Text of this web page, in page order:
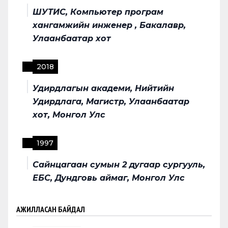
ШУТИС, Компьютер програм
хангамжийн инженер , Бакалавр,
Улаанбаатар хот
2018
Удирдлагын академи, Нийтийн
Удирдлага, Магистр, Улаанбаатар
хот, Монгол Улс
1997
Сайнцагаан сумын 2 дугаар сургууль,
ЕБС, Дундговь аймаг, Монгол Улс
АЖИЛЛАСАН БАЙДАЛ